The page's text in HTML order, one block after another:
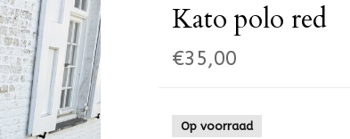
Kato polo red
€35,00
Op voorraad